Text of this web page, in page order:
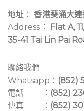
地址： 香港葵涌大
Address：
Flat A,
35-41 Tai Lin Pai
聯絡我們 :
Whatsapp： (852)
電話 ： (852)
傳真 ： (852)